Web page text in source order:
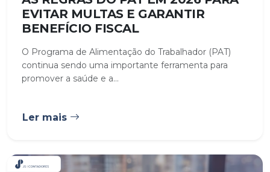
EVITAR MULTAS E GARANTIR
BENEFÍCIO FISCAL
O Programa de Alimentação do Trabalhador (PAT)
continua sendo uma importante ferramenta para
promover a saúde e a...
Ler mais